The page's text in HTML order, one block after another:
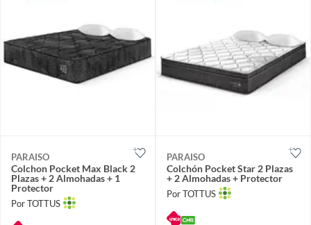
PARAISO
Colchon Pocket Max Black 2
Plazas + 2 Almohadas + 1
Protector
Por TOTTUS
PARAISO
Colchón Pocket Star 2 Plazas
+ 2 Almohadas + Protector
Por TOTTUS